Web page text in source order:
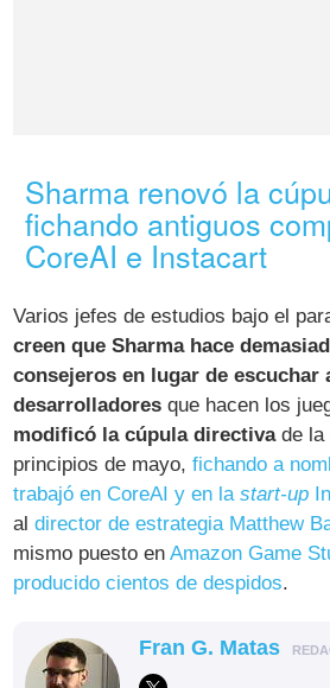
Sharma renovó la
fichando antiguos
CoreAI e Instacart
Varios jefes de estudios bajo el
creen que Sharma hace
consejeros en lugar de escuchar
desarrolladores que hacen los
modificó la cúpula directivade la
principios de mayo,fichando a
trabajó en CoreAI y en lastart-up
aldirector de estrategia Matthew
mismo puesto enAmazon Game
producido cientos de despidos.
Fran G. Matas